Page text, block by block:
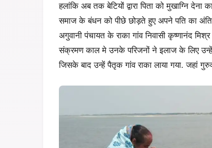
हलांकि अब तक बेटियों द्वारा पिता को मुखाग्नि
समाज के बंधन को पीछे छोड़ते हुए अपने पति का
अगुवानी पंचायत के राका गांव निवासी कृष्णानंद
संक्रमण काल मे उनके परिजनों ने इलाज के लिए
जिसके बाद उन्हें पैतृक गांव राका लाया गया. जहां